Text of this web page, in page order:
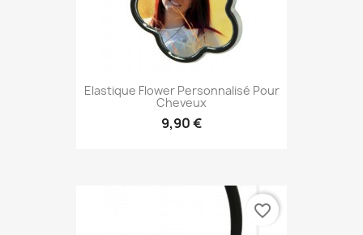
Elastique Flower Personnalisé Pour
Cheveux
9,90 €
favorite_border